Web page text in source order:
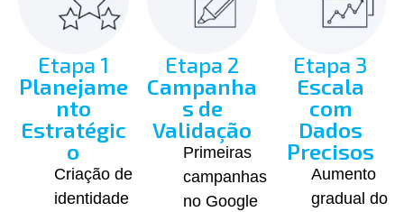
Etapa 1
Planejame
nto
Estratégic
o
Criação de
identidade
Etapa 2
Campanha
s de
Validação
Primeiras
campanhas
no Google
Etapa 3
Escala
com
Dados
Precisos
Aumento
gradual do